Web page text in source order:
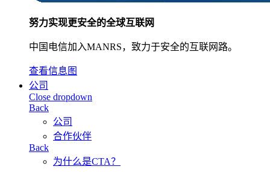
努力实现更安全的全球互联网
中国电信加入MANRS，致力于安全的互联网路。
查看信息图
公司
Close dropdown
Back
公司
合作伙伴
Back
为什么是CTA？